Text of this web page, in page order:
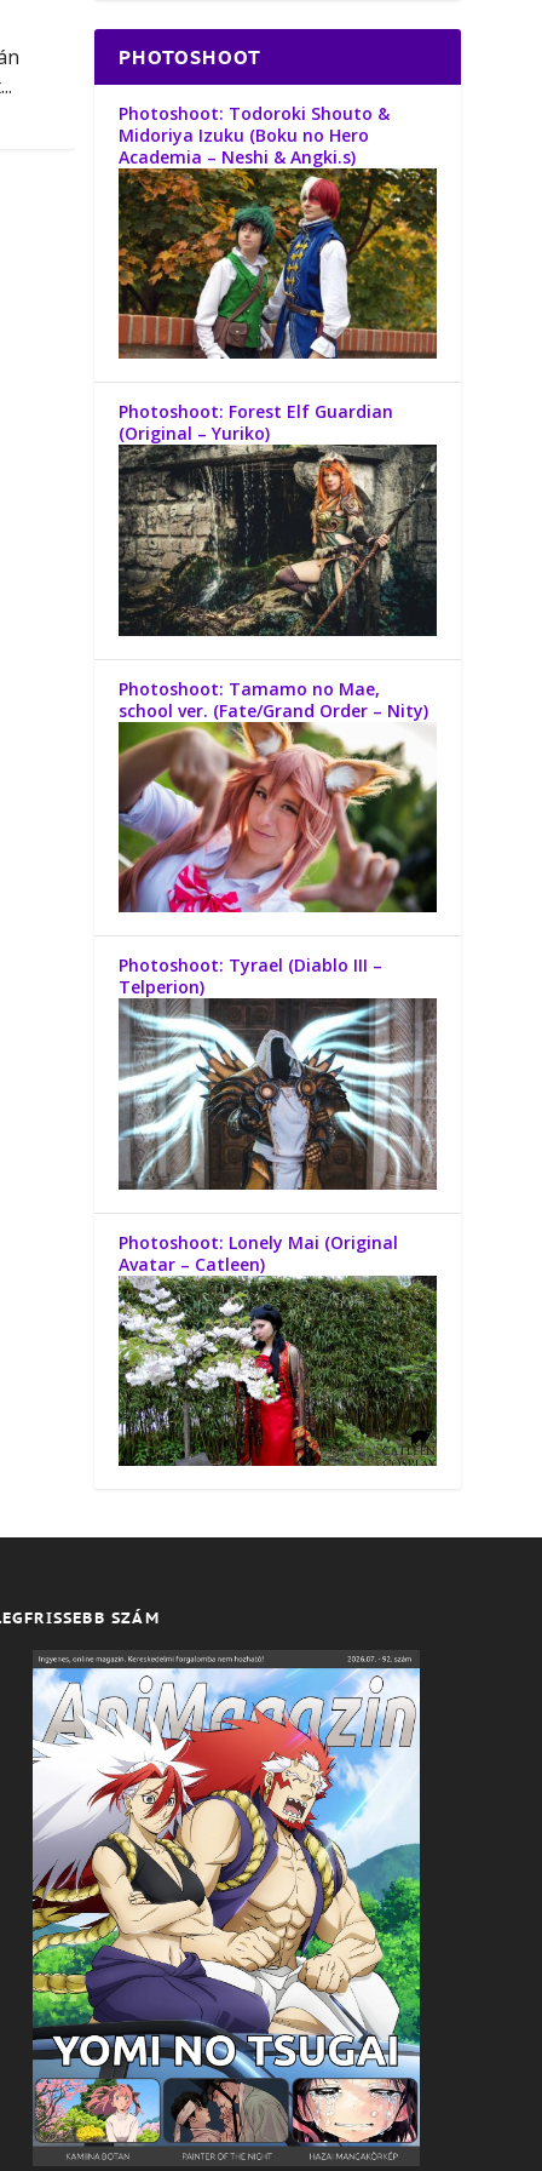
PHOTOSHOOT
Photoshoot: Todoroki Shouto &
Midoriya Izuku (Boku no Hero
Academia – Neshi & Angki.s)
Photoshoot: Forest Elf Guardian
(Original – Yuriko)
Photoshoot: Tamamo no Mae,
school ver. (Fate/Grand Order – Nity)
Photoshoot: Tyrael (Diablo III –
Telperion)
Photoshoot: Lonely Mai (Original
Avatar – Catleen)
SZÁM